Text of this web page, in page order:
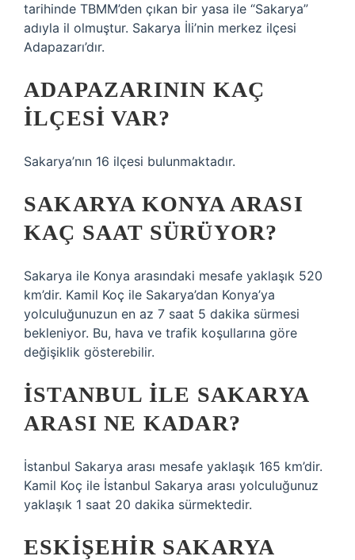
tarihinde TBMM’den çıkan bir yasa ile “Sakarya”
adıyla il olmuştur. Sakarya İli’nin merkez ilçesi
Adapazarı’dır.
ADAPAZARININ KAÇ
ILÇESI VAR?
Sakarya’nın 16 ilçesi bulunmaktadır.
SAKARYA KONYA ARASI
KAÇ SAAT SÜRÜYOR?
Sakarya ile Konya arasındaki mesafe yaklaşık 520
km’dir. Kamil Koç ile Sakarya’dan Konya’ya
yolculuğunuzun en az 7 saat 5 dakika sürmesi
bekleniyor. Bu, hava ve trafik koşullarına göre
değişiklik gösterebilir.
İSTANBUL ILE SAKARYA
ARASI NE KADAR?
İstanbul Sakarya arası mesafe yaklaşık 165 km’dir.
Kamil Koç ile İstanbul Sakarya arası yolculuğunuz
yaklaşık 1 saat 20 dakika sürmektedir.
ESKIŞEHIR SAKARYA